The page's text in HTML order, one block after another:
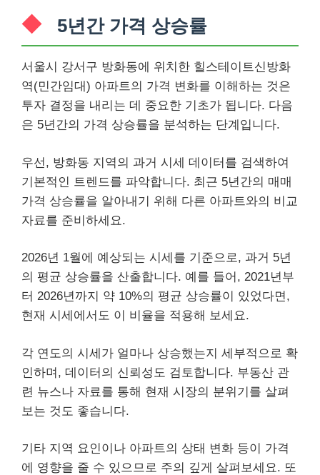
5년간 가격 상승률
서울시 강서구 방화동에 위치한 힐스테이트신방화
역(민간임대) 아파트의 가격 변화를 이해하는 것은
투자 결정을 내리는 데 중요한 기초가 됩니다. 다음
은 5년간의 가격 상승률을 분석하는 단계입니다.
우선, 방화동 지역의 과거 시세 데이터를 검색하여
기본적인 트렌드를 파악합니다. 최근 5년간의 매매
가격 상승률을 알아내기 위해 다른 아파트와의 비교
자료를 준비하세요.
2026년 1월에 예상되는 시세를 기준으로, 과거 5년
의 평균 상승률을 산출합니다. 예를 들어, 2021년부
터 2026년까지 약 10%의 평균 상승률이 있었다면,
현재 시세에서도 이 비율을 적용해 보세요.
각 연도의 시세가 얼마나 상승했는지 세부적으로 확
인하며, 데이터의 신뢰성도 검토합니다. 부동산 관
련 뉴스나 자료를 통해 현재 시장의 분위기를 살펴
보는 것도 좋습니다.
기타 지역 요인이나 아파트의 상태 변화 등이 가격
에 영향을 줄 수 있으므로 주의 깊게 살펴보세요. 또